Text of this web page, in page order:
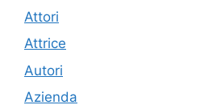
Attori
Attrice
Autori
Azienda